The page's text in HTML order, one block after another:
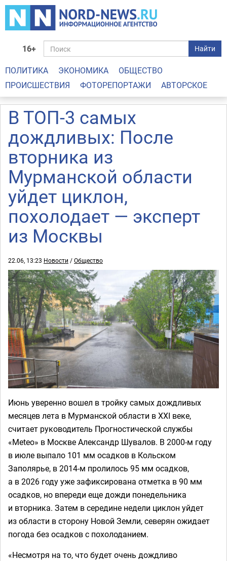
16+ Найти
ПОЛИТИКА ЭКОНОМИКА
ОБЩЕСТВО
ПРОИСШЕСТВИЯ
ФОТОРЕПОРТАЖИ АВТОРСКОЕ
В ТОП-3 самых
дождливых: После
вторника из
Мурманской области
уйдет циклон,
похолодает — эксперт
из Москвы
22.06, 13:23 Новости /Общество
Июнь уверенно вошел в тройку самых дождливых
месяцев лета в Мурманской области в XXI веке,
считает руководитель Прогностической службы
«Мeteo» в Москве Александр Шувалов. В 2000-м году
в июле выпало 101 мм осадков в Кольском
Заполярье, в 2014-м пролилось 95 мм осадков,
а в 2026 году уже зафиксирована отметка в 90 мм
осадков, но впереди еще дожди понедельника
и вторника. Затем в середине недели циклон уйдет
из области в сторону Новой Земли, северян ожидает
погода без осадков с похолоданием.
«Несмотря на то, что будет очень дождливо